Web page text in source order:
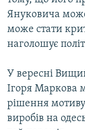
Януковича може
може стати
наголошує
У вересні
Ігоря Маркова
рішення
виробів на